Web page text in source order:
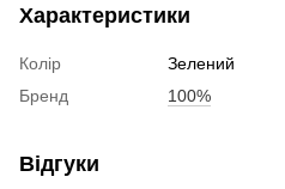
Характеристики
Колір
Зелений
Бренд
100%
Відгуки